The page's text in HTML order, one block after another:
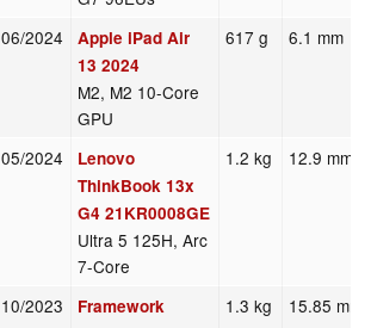
06/2024
Apple iPad Air
13 2024
M2, M2 10-Core
GPU
617 g 6.1 mm
05/2024
Lenovo
ThinkBook 13x
G4 21KR0008GE
Ultra 5 125H, Arc
7-Core
1.2 kg 12.9 mm
10/2023
Framework
1.3 kg 15.85 mm